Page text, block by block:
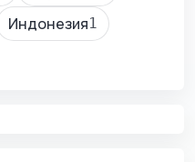
Индонезия1